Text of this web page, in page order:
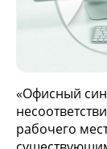
«Офисный
рабочего